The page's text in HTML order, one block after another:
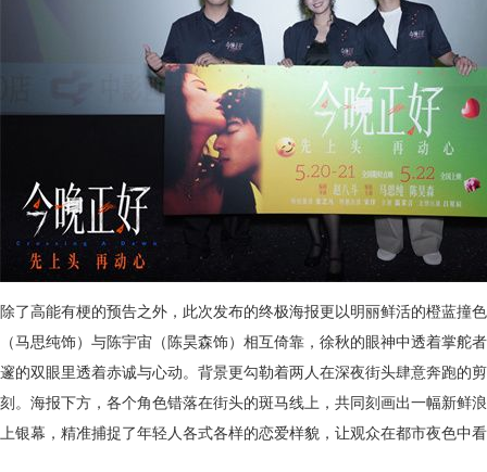
除了高能有梗的预告之外，此次发布的终极海报更以明丽鲜活的橙蓝撞
（马思纯饰）与陈宇宙（陈昊森饰）相互倚靠，徐秋的眼神中透着掌舵
邃的双眼里透着赤诚与心动。背景更勾勒着两人在深夜街头肆意奔跑的
刻。海报下方，各个角色错落在街头的斑马线上，共同刻画出一幅新鲜
上银幕，精准捕捉了年轻人各式各样的恋爱样貌，让观众在都市夜色中